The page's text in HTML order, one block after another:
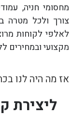
מחסומי חניה,
צורך ולכל מטרה
לאלפי לקוחות
מקצועי ובמחירים
אז מה היה לנו
ליצירת